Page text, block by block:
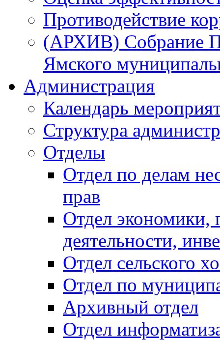
Противодействие
(АРХИВ) Собрание
Ямского
Администрация
Календарь
Структура
Отделы
Отдел по делам
прав
Отдел экономики,
деятельности,
Отдел сельского
Отдел по
Архивный отдел
Отдел